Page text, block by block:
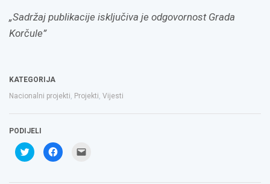
„Sadržaj publikacije isključiva je odgovornost Grada
Korčule”
KATEGORIJA
Nacionalni projekti, Projekti, Vijesti
PODIJELI
Podijeli
na
Twitteru
Klikom
podijelite